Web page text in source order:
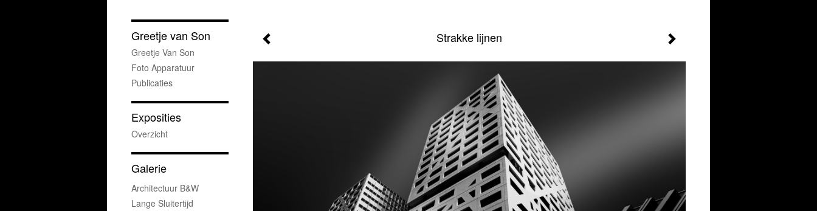
Strakke lijnen
Greetje van Son
Greetje Van Son
Foto Apparatuur
Publicaties
Exposities
Overzicht
Galerie
Architectuur B&w
Lange Sluitertijd